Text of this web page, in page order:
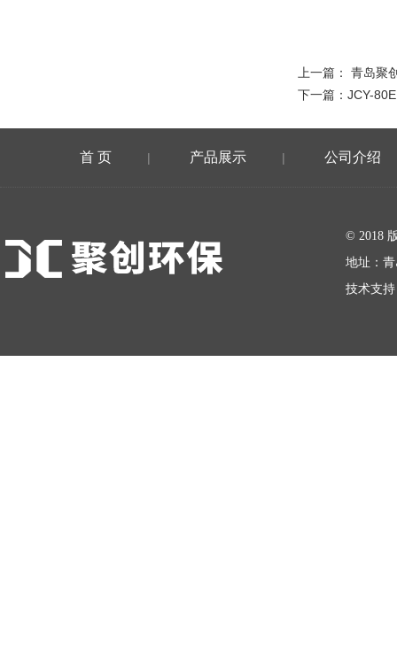
上一篇： 青岛聚
下一篇： JCY-
首 页 | 产品展示 | 公司介绍
© 2018
地址：
技术支